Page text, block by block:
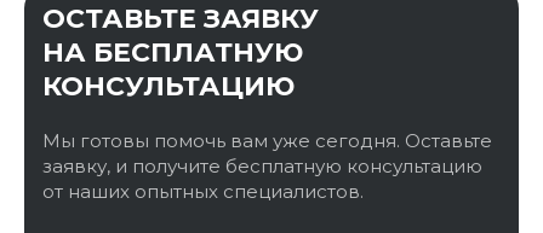
ОСТАВЬТЕ ЗАЯВКУ
НА БЕСПЛАТНУЮ
КОНСУЛЬТАЦИЮ
Мы готовы помочь вам уже сегодня. Оставьте
заявку, и получите бесплатную консультацию
от наших опытных специалистов.